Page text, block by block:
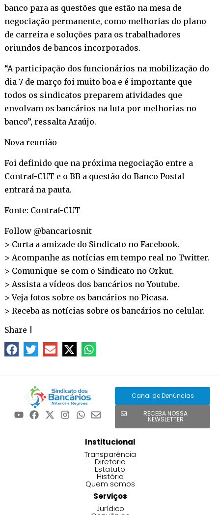
banco para as questões que estão na mesa de
negociação permanente, como melhorias do plano
de carreira e soluções para os trabalhadores
oriundos de bancos incorporados.
“A participação dos funcionários na mobilização do
dia 7 de março foi muito boa e é importante que
todos os sindicatos preparem atividades que
envolvam os bancários na luta por melhorias no
banco”, ressalta Araújo.
Nova reunião
Foi definido que na próxima negociação entre a
Contraf-CUT e o BB a questão do Banco Postal
entrará na pauta.
Fonte: Contraf-CUT
Follow @bancariosnit
> Curta a amizade do Sindicato no Facebook.
> Acompanhe as notícias em tempo real no Twitter.
> Comunique-se com o Sindicato no Orkut.
> Assista a vídeos dos bancários noYoutube.
> Veja fotos sobre os bancários no Picasa.
> Receba as notícias sobre os bancários no celular.
Share
Canal de Denúncias
RECEBA NOSSA
NEWSLETTER
Institucional
Transparência
Diretoria
Estatuto
História
Quem somos
Serviços
Jurídico